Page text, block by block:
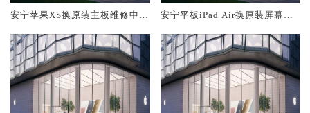
安宁苹果XS换原装主板维修中心
安宁平板iPad Air换原装屏幕服